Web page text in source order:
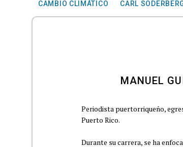
CAMBIO CLIMÁTICO CARL
MANUEL
Periodista puertorriqueño,
Puerto Rico.
Durante su carrera, se ha